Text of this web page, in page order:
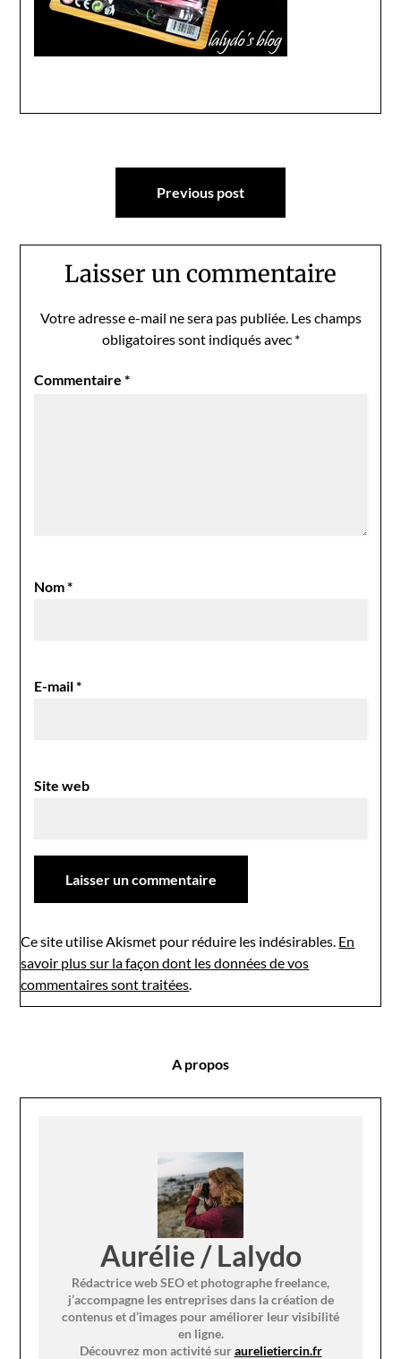
Navigation
Previous post
Laisser un commentaire
Votre adresse e-mail ne sera pas publiée. Les champs
obligatoires sont indiqués avec *
Commentaire*
Nom*
E-mail*
Site web
Ce site utilise Akismet pour réduire les indésirables. En
savoir plus sur la façon dont les données de vos
commentaires sont traitées.
A propos
Aurélie / Lalydo
Rédactrice web SEO et photographe freelance,
j’accompagne les entreprises dans la création de
contenus et d’images pour améliorer leur visibilité
en ligne.
Découvrez mon activité suraurelietiercin.fr